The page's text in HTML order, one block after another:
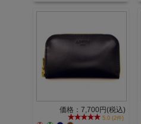
価格：7,700円(税込)
5.0 (2件)